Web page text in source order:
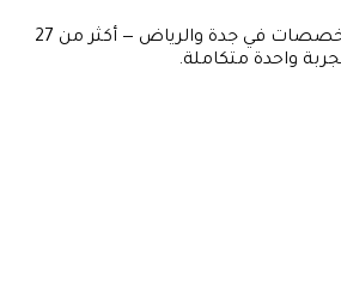
رعاية صحية متعددة التخصصات في جدة والرياض — أكثر من 27